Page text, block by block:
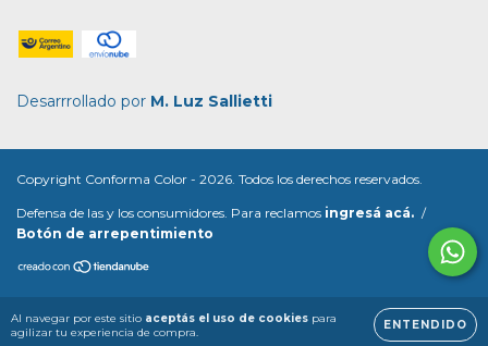
Al navegar por este sitio aceptás el uso de cookies para
agilizar tu experiencia de compra.
ENTENDIDO
Desarrrollado por M. Luz Sallietti
Copyright Conforma Color - 2026. Todos los derechos reservados.
Defensa de las y los consumidores. Para reclamos ingresá acá. /
Botón de arrepentimiento